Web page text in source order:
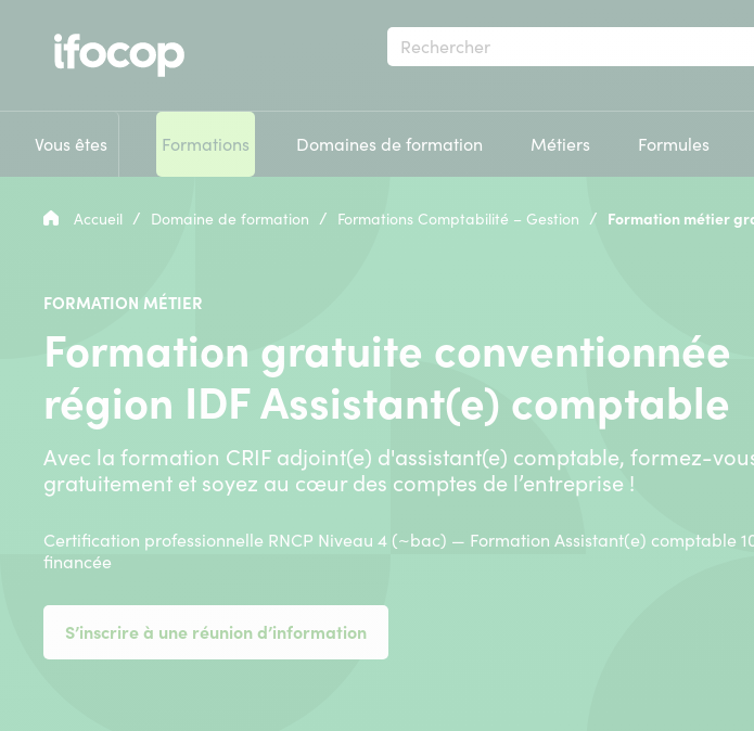
Votre
recherche
Vous êtes Formations Domaines de formation Métiers Formules
Accueil / Domaine de formation / Formations Comptabilité – Gestion / Formation métier
FORMATION MÉTIER
Formation gratuite conventionnée
région IDF Assistant(e) comptable
Avec la formation CRIF adjoint(e) d'assistant(e) comptable, formez-
gratuitement et soyez au cœur des comptes de l’entreprise !
Certification professionnelle RNCP Niveau 4 (~bac) — Formation Assistant(e) comptable
financée
S’inscrire à une réunion d’information